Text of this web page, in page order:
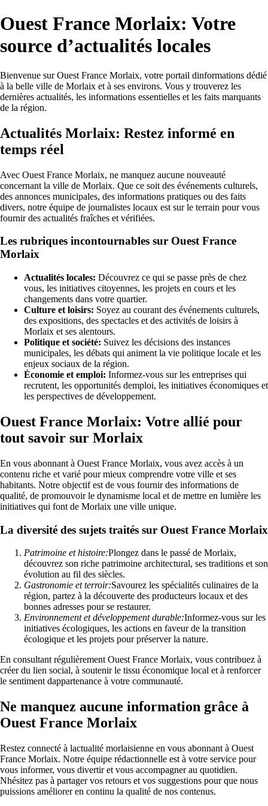
Ouest France Morlaix: Votre
source d’actualités locales
Bienvenue sur Ouest France Morlaix, votre portail dinformations dédié
à la belle ville de Morlaix et à ses environs. Vous y trouverez les
dernières actualités, les informations essentielles et les faits marquants
de la région.
Actualités Morlaix: Restez informé en
temps réel
Avec Ouest France Morlaix, ne manquez aucune nouveauté
concernant la ville de Morlaix. Que ce soit des événements culturels,
des annonces municipales, des informations pratiques ou des faits
divers, notre équipe de journalistes locaux est sur le terrain pour vous
fournir des actualités fraîches et vérifiées.
Les rubriques incontournables sur Ouest France
Morlaix
Actualités locales: Découvrez ce qui se passe près de chez
vous, les initiatives citoyennes, les projets en cours et les
changements dans votre quartier.
Culture et loisirs: Soyez au courant des événements culturels,
des expositions, des spectacles et des activités de loisirs à
Morlaix et ses alentours.
Politique et société: Suivez les décisions des instances
municipales, les débats qui animent la vie politique locale et les
enjeux sociaux de la région.
Économie et emploi: Informez-vous sur les entreprises qui
recrutent, les opportunités demploi, les initiatives économiques et
les perspectives de développement.
Ouest France Morlaix: Votre allié pour
tout savoir sur Morlaix
En vous abonnant à Ouest France Morlaix, vous avez accès à un
contenu riche et varié pour mieux comprendre votre ville et ses
habitants. Notre objectif est de vous fournir des informations de
qualité, de promouvoir le dynamisme local et de mettre en lumière les
initiatives qui font de Morlaix une ville unique.
La diversité des sujets traités sur Ouest France Morlaix
Patrimoine et histoire:Plongez dans le passé de Morlaix,
découvrez son riche patrimoine architectural, ses traditions et son
évolution au fil des siècles.
Gastronomie et terroir:Savourez les spécialités culinaires de la
région, partez à la découverte des producteurs locaux et des
bonnes adresses pour se restaurer.
Environnement et développement durable:Informez-vous sur les
initiatives écologiques, les actions en faveur de la transition
écologique et les projets pour préserver la nature.
En consultant régulièrement Ouest France Morlaix, vous contribuez à
créer du lien social, à soutenir le tissu économique local et à renforcer
le sentiment dappartenance à votre communauté.
Ne manquez aucune information grâce à
Ouest France Morlaix
Restez connecté à lactualité morlaisienne en vous abonnant à Ouest
France Morlaix. Notre équipe rédactionnelle est à votre service pour
vous informer, vous divertir et vous accompagner au quotidien.
Nhésitez pas à partager vos retours et vos suggestions pour que nous
puissions améliorer en continu la qualité de nos contenus.